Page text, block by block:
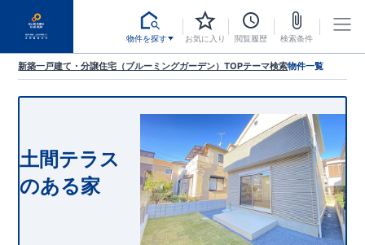
物件を探す お気に入り 閲覧履歴 検索条件
新築一戸建て・分譲住宅（ブルーミングガーデン）TOPテーマ検索物件一覧
土間テラス
のある家